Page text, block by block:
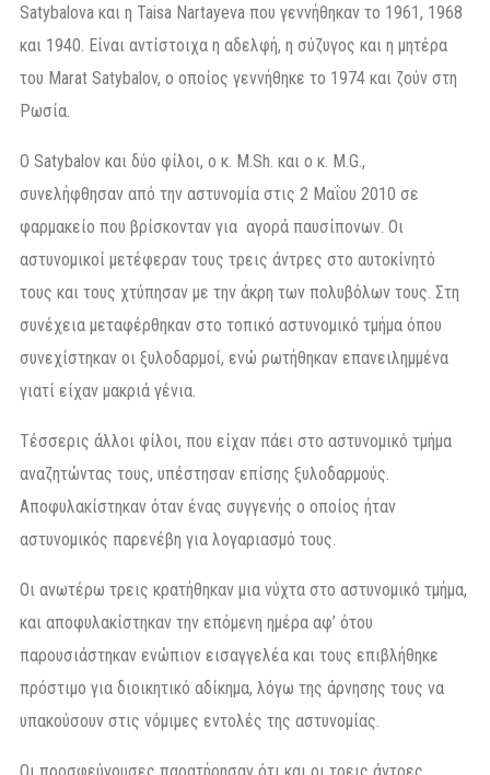
Satybalova και η Taisa Nartayeva που γεννήθηκαν το 1961, 1968
και 1940. Είναι αντίστοιχα η αδελφή, η σύζυγος και η μητέρα
του Marat Satybalov, ο οποίος γεννήθηκε το 1974 και ζούν στη
Ρωσία.
Ο Satybalov και δύο φίλοι, ο κ. M.Sh. και ο κ. M.G.,
συνελήφθησαν από την αστυνομία στις 2 Μαΐου 2010 σε
φαρμακείο που βρίσκονταν για αγορά παυσίπονων. Οι
αστυνομικοί μετέφεραν τους τρεις άντρες στο αυτοκίνητό
τους και τους χτύπησαν με την άκρη των πολυβόλων τους. Στη
συνέχεια μεταφέρθηκαν στο τοπικό αστυνομικό τμήμα όπου
συνεχίστηκαν οι ξυλοδαρμοί, ενώ ρωτήθηκαν επανειλημμένα
γιατί είχαν μακριά γένια.
Τέσσερις άλλοι φίλοι, που είχαν πάει στο αστυνομικό τμήμα
αναζητώντας τους, υπέστησαν επίσης ξυλοδαρμούς.
Αποφυλακίστηκαν όταν ένας συγγενής ο οποίος ήταν
αστυνομικός παρενέβη για λογαριασμό τους.
Οι ανωτέρω τρεις κρατήθηκαν μια νύχτα στο αστυνομικό τμήμα,
και αποφυλακίστηκαν την επόμενη ημέρα αφ’ ότου
παρουσιάστηκαν ενώπιον εισαγγελέα και τους επιβλήθηκε
πρόστιμο για διοικητικό αδίκημα, λόγω της άρνησης τους να
υπακούσουν στις νόμιμες εντολές της αστυνομίας.